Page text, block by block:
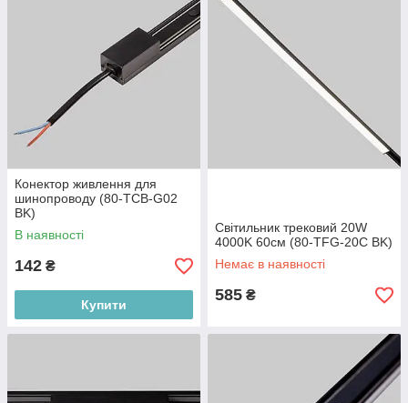
Конектор живлення для
шинопроводу (80-TCB-G02
BK)
В наявності
142 ₴
Купити
Світильник трековий 20W
4000K 60см (80-TFG-20C BK)
Немає в наявності
585 ₴